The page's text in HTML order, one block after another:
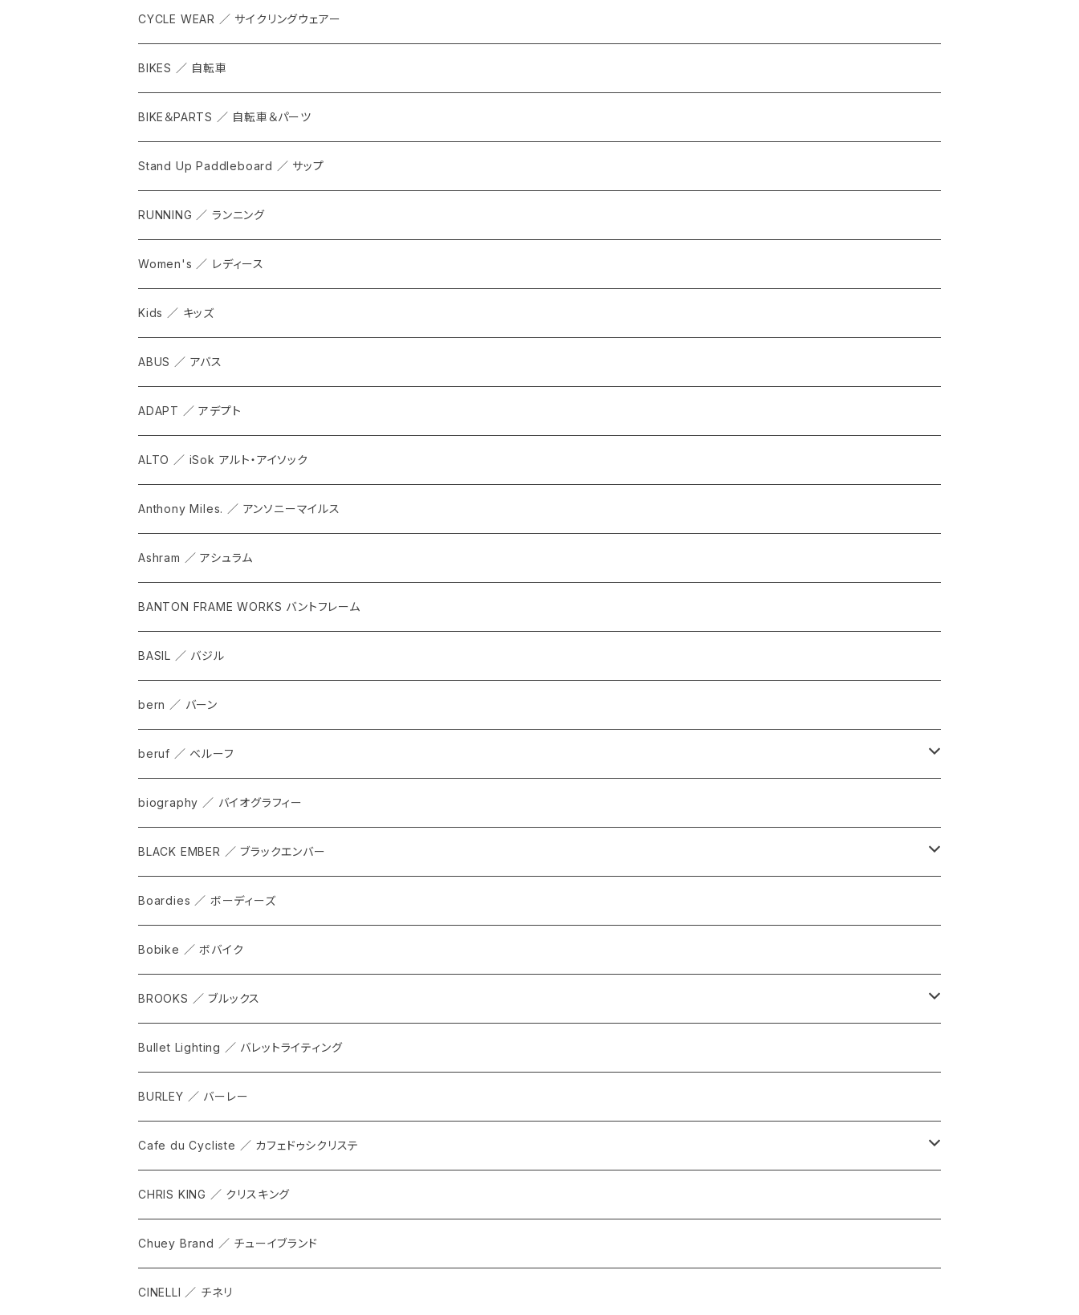
CYCLE WEAR ／ サイクリングウェアー
BIKES ／ 自転車
BIKE＆PARTS ／ 自転車＆パーツ
Stand Up Paddleboard ／ サップ
RUNNING ／ ランニング
Women's ／ レディース
Kids ／ キッズ
ABUS ／ アバス
ADAPT ／ アデプト
ALTO ／ iSok アルト・アイソック
Anthony Miles. ／ アンソニーマイルス
Ashram ／ アシュラム
BANTON FRAME WORKS バントフレーム
BASIL ／ バジル
bern ／ バーン
beruf ／ ベルーフ
bag
cap
grove
biography ／ バイオグラフィー
BLACK EMBER ／ ブラックエンバー
ALL
FORGE
WPT TOTE
CITADEL
WPRT
DEX
GRIP SLING
SHADOW
KOMPAK
Boardies ／ ボーディーズ
Bobike ／ ボバイク
BROOKS ／ ブルックス
ALL
サドル
カンビウム
メンテナンス
Bullet Lighting ／ バレットライティング
BURLEY ／ バーレー
Cafe du Cycliste ／ カフェドゥシクリステ
ALL
TOPS
BOTTOMS
CHRIS KING ／ クリスキング
Chuey Brand ／ チューイブランド
CINELLI ／ チネリ